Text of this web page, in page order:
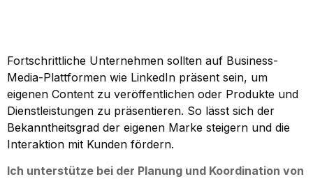
Fortschrittliche Unternehmen sollten auf Business-
Media-Plattformen wie LinkedIn präsent sein, um
eigenen Content zu veröffentlichen oder Produkte und
Dienstleistungen zu präsentieren. So lässt sich der
Bekanntheitsgrad der eigenen Marke steigern und die
Interaktion mit Kunden fördern.
Ich unterstütze bei der Planung und Koordination von